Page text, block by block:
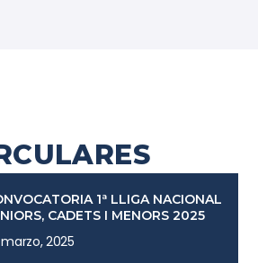
1ª LLIGA NACIONAL
CADETS I MENORS 2025
2025